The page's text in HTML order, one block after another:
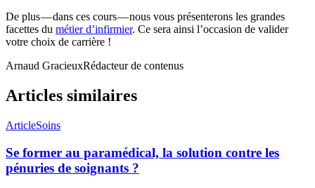
De plus — dans ces cours — nous vous présenterons les grandes
facettes du métier d’infirmier. Ce sera ainsi l’occasion de valider
votre choix de carrière !
Arnaud GracieuxRédacteur de contenus
Articles similaires
ArticleSoins
Se former au paramédical, la solution contre les
pénuries de soignants ?